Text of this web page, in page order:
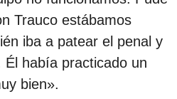
Trauco estábamos
iba a patear el penal y
Él había practicado un
bien».